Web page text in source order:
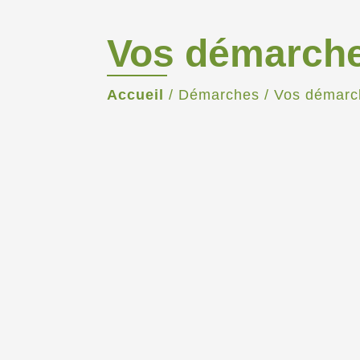
Vos
Accueil / Démarches / Vos